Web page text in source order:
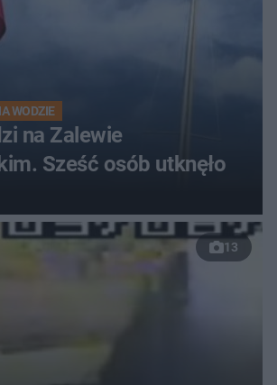
WODZIE
na Zalewie
Sześć osób utknęło
13